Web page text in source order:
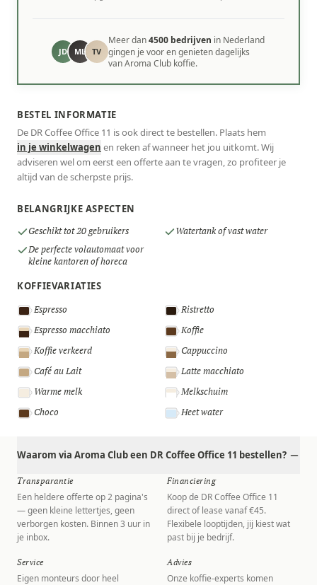
JD ML TV
Meer dan4500 bedrijven in Nederland
gingen je voor en genieten dagelijks
van Aroma Club koffie.
BESTEL INFORMATIE
De DR Coffee Office 11 is ook direct te bestellen. Plaats hem
in je winkelwagen en reken af wanneer het jou uitkomt. Wij
adviseren wel om eerst een offerte aan te vragen, zo profiteer je
altijd van de scherpste prijs.
BELANGRIJKE ASPECTEN
Geschikt tot 20 gebruikers
Watertank of vast water
De perfecte volautomaat voor
kleine kantoren of horeca
KOFFIEVARIATIES
Espresso
Ristretto
Espresso macchiato
Koffie
Koffie verkeerd
Cappuccino
Café au Lait
Latte macchiato
Warme melk
Melkschuim
Choco
Heet water
Waarom via Aroma Club een DR Coffee Office 11 bestellen?
Transparantie
Een heldere offerte op 2 pagina's
— geen kleine lettertjes, geen
verborgen kosten. Binnen 3 uur in
je inbox.
Financiering
Koop de DR Coffee Office 11
direct of lease vanaf €45.
Flexibele looptijden, jij kiest wat
past bij je bedrijf.
Service
Eigen monteurs door heel
Advies
Onze koffie-experts komen